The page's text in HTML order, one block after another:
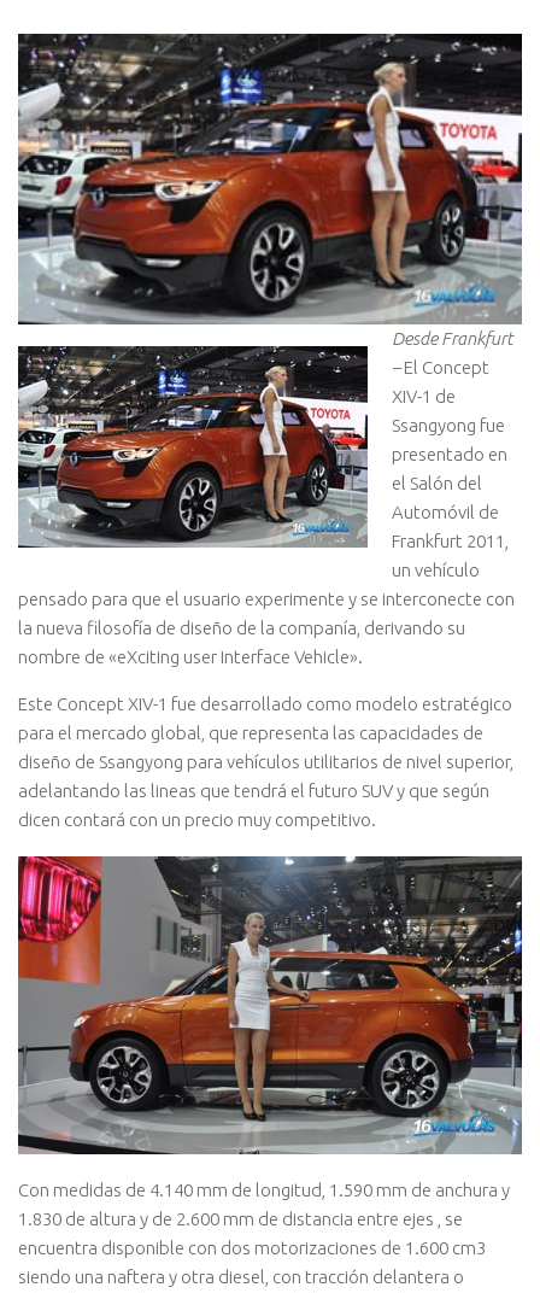
Desde Frankfurt
–El Concept
XIV-1 de
Ssangyong fue
presentado en
el Salón del
Automóvil de
Frankfurt 2011,
un vehículo
pensado para que el usuario experimente y se interconecte con
la nueva filosofía de diseño de la companía, derivando su
nombre de «eXciting user Interface Vehicle».
Este Concept XIV-1 fue desarrollado como modelo estratégico
para el mercado global, que representa las capacidades de
diseño de Ssangyong para vehículos utilitarios de nivel superior,
adelantando las lineas que tendrá el futuro SUV y que según
dicen contará con un precio muy competitivo.
Con medidas de 4.140 mm de longitud, 1.590 mm de anchura y
1.830 de altura y de 2.600 mm de distancia entre ejes , se
encuentra disponible con dos motorizaciones de 1.600 cm3
siendo una naftera y otra diesel, con tracción delantera o